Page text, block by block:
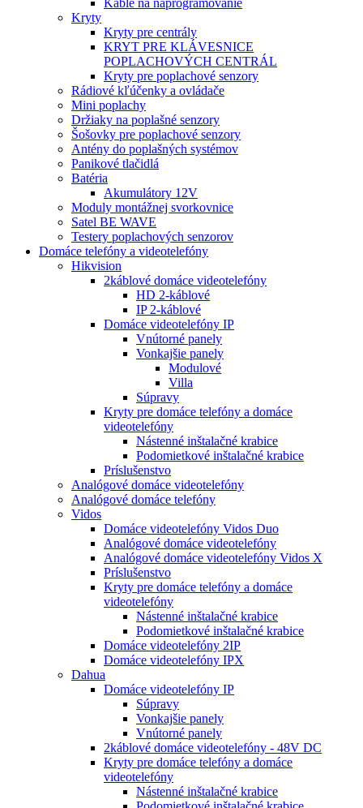
Káble na naprogramovanie
Kryty
Kryty pre centrály
KRYT PRE KLÁVESNICE
POPLACHOVÝCH CENTRÁL
Kryty pre poplachové senzory
Rádiové kľúčenky a ovládače
Mini poplachy
Držiaky na poplašné senzory
Šošovky pre poplachové senzory
Antény do poplašných systémov
Panikové tlačidlá
Batéria
Akumulátory 12V
Moduly montážnej svorkovnice
Satel BE WAVE
Testery poplachových senzorov
Domáce telefóny a videotelefóny
Hikvision
2káblové domáce videotelefóny
HD 2-káblové
IP 2-káblové
Domáce videotelefóny IP
Vnútorné panely
Vonkajšie panely
Modulové
Villa
Súpravy
Kryty pre domáce telefóny a domáce
videotelefóny
Nástenné inštalačné krabice
Podomietkové inštalačné krabice
Príslušenstvo
Analógové domáce videotelefóny
Analógové domáce telefóny
Vidos
Domáce videotelefóny Vidos Duo
Analógové domáce videotelefóny
Analógové domáce videotelefóny Vidos X
Príslušenstvo
Kryty pre domáce telefóny a domáce
videotelefóny
Nástenné inštalačné krabice
Podomietkové inštalačné krabice
Domáce videotelefóny 2IP
Domáce videotelefóny IPX
Dahua
Domáce videotelefóny IP
Súpravy
Vonkajšie panely
Vnútorné panely
2káblové domáce videotelefóny - 48V DC
Kryty pre domáce telefóny a domáce
videotelefóny
Nástenné inštalačné krabice